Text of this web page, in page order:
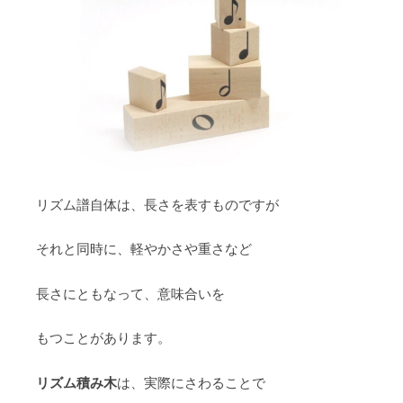
リズム譜自体は、長さを表すものですが
それと同時に、軽やかさや重さなど
長さにともなって、意味合いを
もつことがあります。
リズム積み木は、実際にさわることで